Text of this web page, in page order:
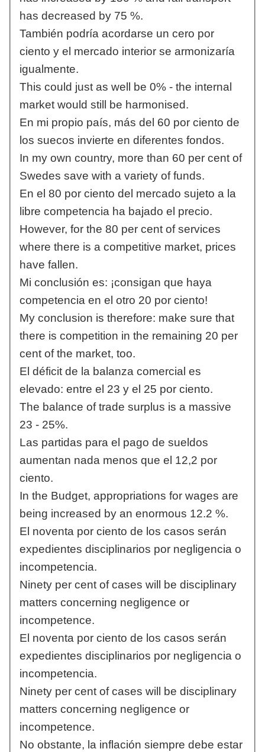
has decreased by 75 %.
También podría acordarse un cero por
ciento y el mercado interior se armonizaría
igualmente.
This could just as well be 0% - the internal
market would still be harmonised.
En mi propio país, más del 60 por ciento de
los suecos invierte en diferentes fondos.
In my own country, more than 60 per cent of
Swedes save with a variety of funds.
En el 80 por ciento del mercado sujeto a la
libre competencia ha bajado el precio.
However, for the 80 per cent of services
where there is a competitive market, prices
have fallen.
Mi conclusión es: ¡consigan que haya
competencia en el otro 20 por ciento!
My conclusion is therefore: make sure that
there is competition in the remaining 20 per
cent of the market, too.
El déficit de la balanza comercial es
elevado: entre el 23 y el 25 por ciento.
The balance of trade surplus is a massive
23 - 25%.
Las partidas para el pago de sueldos
aumentan nada menos que el 12,2 por
ciento.
In the Budget, appropriations for wages are
being increased by an enormous 12.2 %.
El noventa por ciento de los casos serán
expedientes disciplinarios por negligencia o
incompetencia.
Ninety per cent of cases will be disciplinary
matters concerning negligence or
incompetence.
El noventa por ciento de los casos serán
expedientes disciplinarios por negligencia o
incompetencia.
Ninety per cent of cases will be disciplinary
matters concerning negligence or
incompetence.
No obstante, la inflación siempre debe estar